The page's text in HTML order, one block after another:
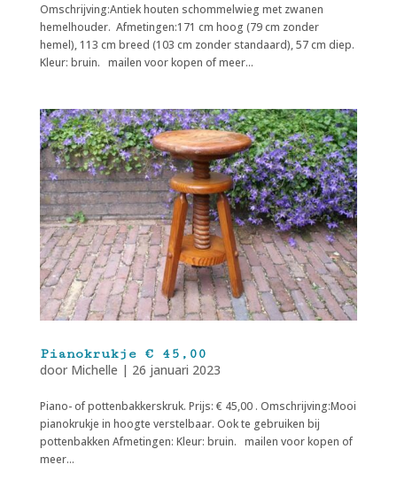
Omschrijving:Antiek houten schommelwieg met zwanen
hemelhouder. Afmetingen:171 cm hoog (79 cm zonder
hemel), 113 cm breed (103 cm zonder standaard), 57 cm diep.
Kleur: bruin. mailen voor kopen of meer...
Pianokrukje € 45,00
door Michelle | 26 januari 2023
Piano- of pottenbakkerskruk. Prijs: € 45,00 . Omschrijving:Mooi
pianokrukje in hoogte verstelbaar. Ook te gebruiken bij
pottenbakken Afmetingen: Kleur: bruin. mailen voor kopen of
meer...